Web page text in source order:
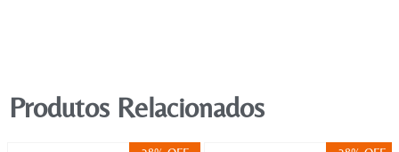
Produtos Relacionados